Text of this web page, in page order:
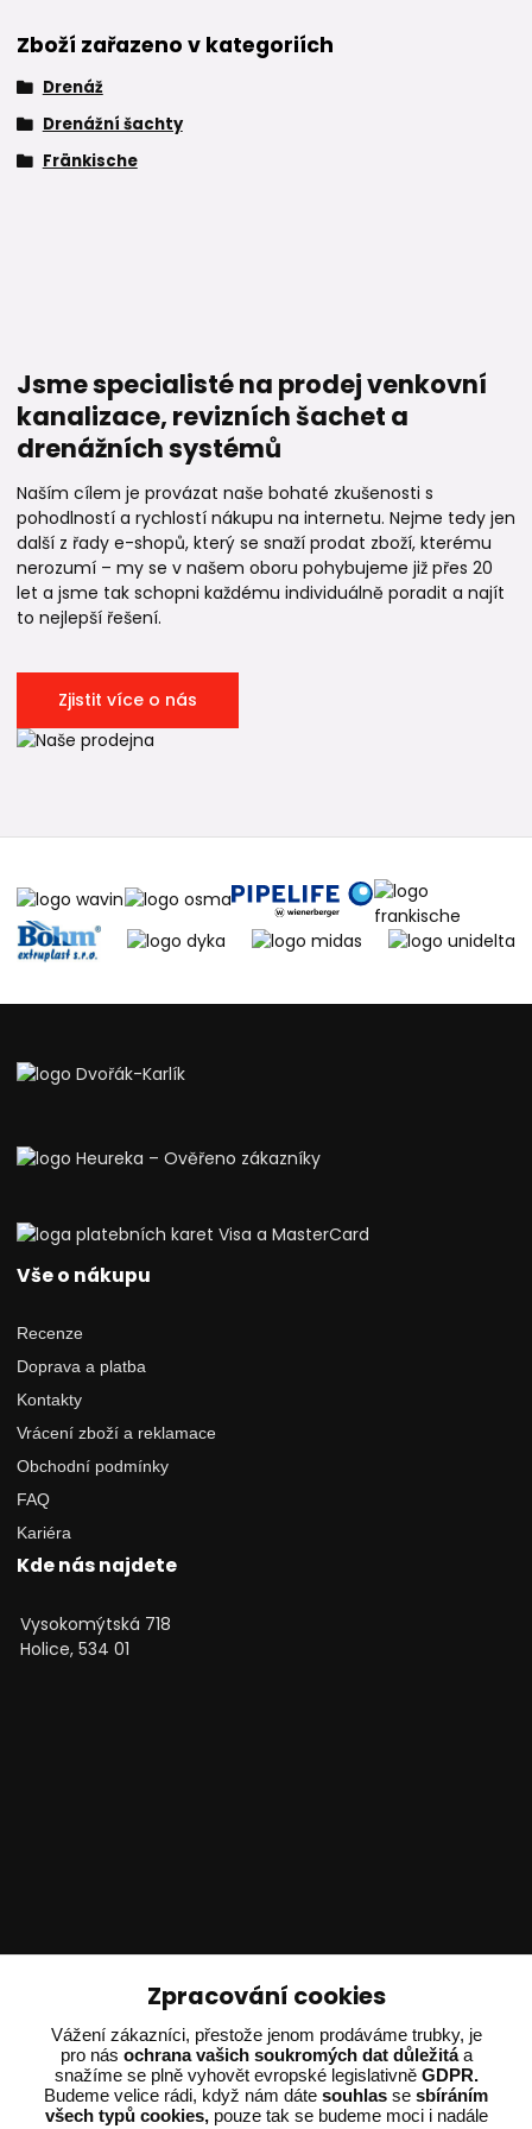
Zboží zařazeno v kategoriích
Drenáž
Drenážní šachty
Fränkische
Jsme specialisté na prodej venkovní
kanalizace, revizních šachet a
drenážních systémů
Naším cílem je provázat naše bohaté zkušenosti s
pohodlností a rychlostí nákupu na internetu. Nejme tedy jen
další z řady e-shopů, který se snaží prodat zboží, kterému
nerozumí – my se v našem oboru pohybujeme již přes 20
let a jsme tak schopni každému individuálně poradit a najít
to nejlepší řešení.
Zjistit více o nás
Vše o nákupu
Recenze
Doprava a platba
Kontakty
Vrácení zboží a reklamace
Obchodní podmínky
FAQ
Kariéra
Kde nás najdete
Vysokomýtská 718
Holice, 534 01
Ing. Adam Dvořák
+420 602 234 254
(Po-Pá 8:00 - 15:00)
Zpracování cookies
Vážení zákazníci, přestože jenom prodáváme trubky, je
pro nás ochrana vašich soukromých dat důležitáa
snažíme se plně vyhovět evropské legislativně GDPR.
Budeme velice rádi, když nám dáte souhlas se sbíráním
všech typů cookies,pouze tak se budeme moci i nadále